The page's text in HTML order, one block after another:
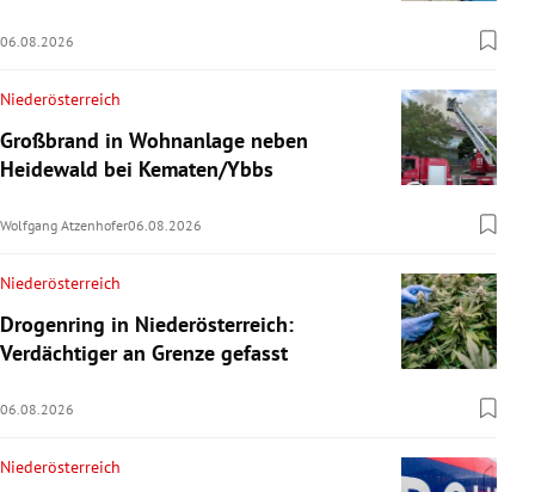
06.08.2026
Niederösterreich
Großbrand in Wohnanlage neben
Heidewald bei Kematen/Ybbs
Wolfgang Atzenhofer06.08.2026
Niederösterreich
Drogenring in Niederösterreich:
Verdächtiger an Grenze gefasst
06.08.2026
Niederösterreich